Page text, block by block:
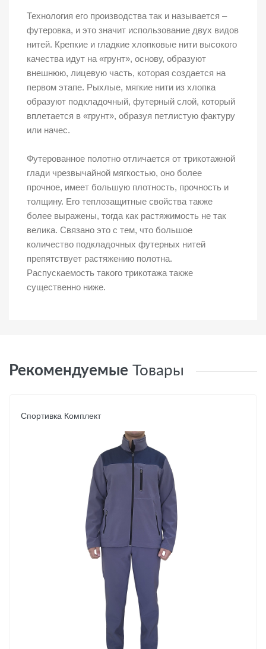
Технология его производства так и называется –
футеровка, и это значит использование двух видов
нитей. Крепкие и гладкие хлопковые нити высокого
качества идут на «грунт», основу, образуют
внешнюю, лицевую часть, которая создается на
первом этапе. Рыхлые, мягкие нити из хлопка
образуют подкладочный, футерный слой, который
вплетается в «грунт», образуя петлистую фактуру
или начес.
Футерованное полотно отличается от трикотажной
глади чрезвычайной мягкостью, оно более
прочное, имеет большую плотность, прочность и
толщину. Его теплозащитные свойства также
более выражены, тогда как растяжимость не так
велика. Связано это с тем, что большое
количество подкладочных футерных нитей
препятствует растяжению полотна.
Распускаемость такого трикотажа также
существенно ниже.
Рекомендуемые Товары
Спортивка Комплект